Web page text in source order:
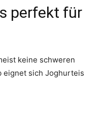
perfekt für
keine schweren
eignet sich Joghurteis